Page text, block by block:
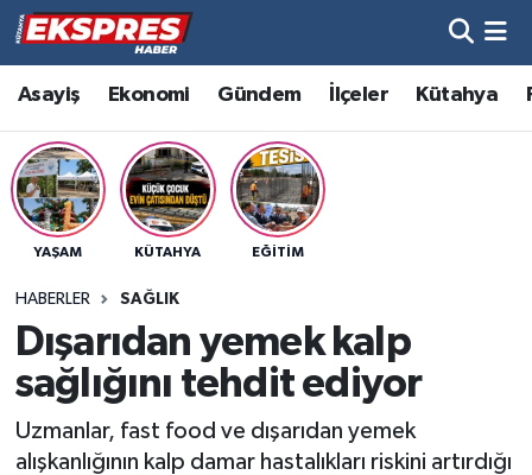
Asayiş Ekonomi Gündem İlçeler Kütahya
YAŞAM KÜTAHYA EĞITIM
HABERLER SAĞLIK
Dışarıdan yemek kalp
sağlığını tehdit ediyor
Uzmanlar, fast food ve dışarıdan yemek
alışkanlığının kalp damar hastalıkları riskini artırdığı
Altıntaş
Asayiş
Aslanapa
Bölge
Çavdarhisar
Domaniç
Hava Durumu
Trafik Durumu
Süper Lig Puan Durumu ve Fikstür
Son Dakika Haberleri
Haber Arşivi